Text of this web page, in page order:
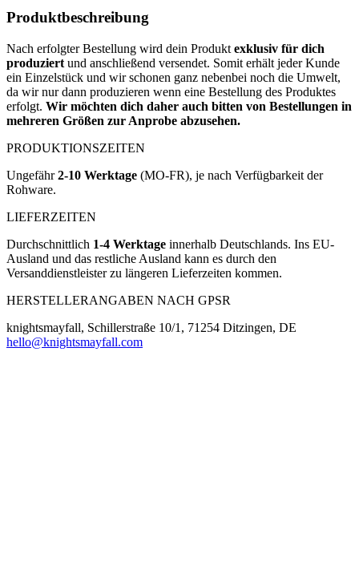
Produkt­­beschreibung
Nach erfolgter Bestellung wird dein Produkt exklusiv für dich
produziert und anschließend versendet. Somit erhält jeder Kunde
ein Einzelstück und wir schonen ganz nebenbei noch die Umwelt,
da wir nur dann produzieren wenn eine Bestellung des Produktes
erfolgt. Wir möchten dich daher auch bitten von Bestellungen in
mehreren Größen zur Anprobe abzusehen.
PRODUKTIONSZEITEN
Ungefähr2-10 Werktage (MO-FR), je nach Verfügbarkeit der
Rohware.
LIEFERZEITEN
Durchschnittlich 1-4 Werktage innerhalb Deutschlands. Ins EU-
Ausland und das restliche Ausland kann es durch den
Versanddienstleister zu längeren Lieferzeiten kommen.
HERSTELLERANGABEN NACH GPSR
knightsmayfall, Schillerstraße 10/1, 71254 Ditzingen, DE
hello@knightsmayfall.com